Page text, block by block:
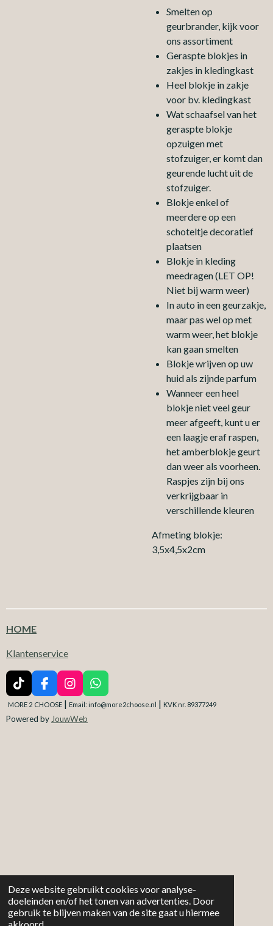
Deze website gebruikt cookies voor analyse-
doeleinden en/of het tonen van advertenties. Door
gebruik te blijven maken van de site gaat u hiermee
Smelten op
geurbrander, kijk voor
ons assortiment
Geraspte blokjes in
zakjes in kledingkast
Heel blokje in zakje
voor bv. kledingkast
Wat schaafsel van het
geraspte blokje
opzuigen met
stofzuiger, er komt dan
geurende lucht uit de
stofzuiger.
Blokje enkel of
meerdere op een
schoteltje decoratief
plaatsen
Blokje in kleding
meedragen (LET OP!
Niet bij warm weer)
In auto in een geurzakje,
maar pas wel op met
warm weer, het blokje
kan gaan smelten
Blokje wrijven op uw
huid als zijnde parfum
Wanneer een heel
blokje niet veel geur
meer afgeeft, kunt u er
een laagje eraf raspen,
het amberblokje geurt
dan weer als voorheen.
Raspjes zijn bij ons
verkrijgbaar in
verschillende kleuren
Afmeting blokje:
3,5x4,5x2cm
HOME
Klantenservice
T
i
T
F
a
e
I
n
t
W
h
MORE 2 CHOOSE | Email: info@more2choose.nl | KVK nr. 89377249
Powered by JouwWeb